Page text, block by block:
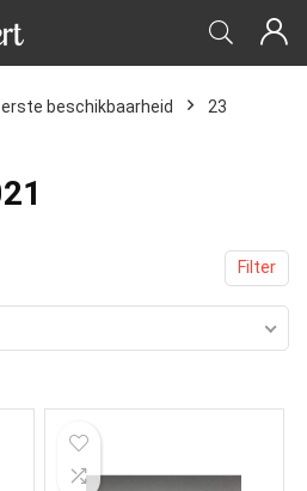
beschikbaarheid
23
Filter